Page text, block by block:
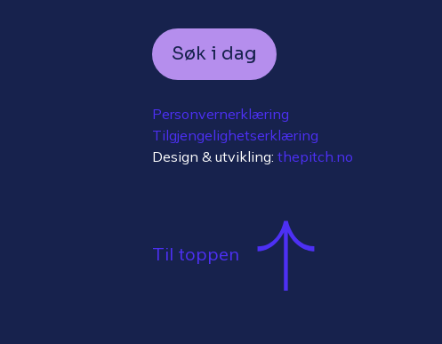
Søk i dag
Personvernerklæring
Tilgjengelighetserklæring
Design & utvikling: thepitch.no
Til toppen